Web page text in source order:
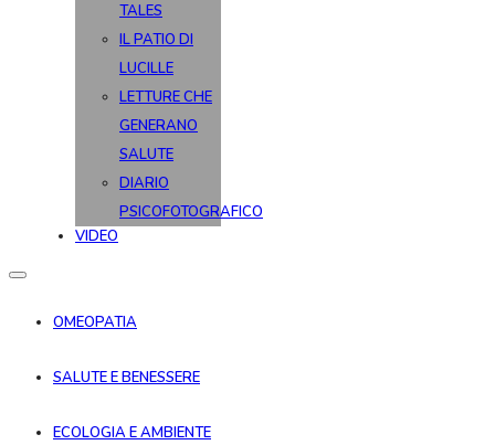
TALES
IL PATIO DI
LUCILLE
LETTURE CHE
GENERANO
SALUTE
DIARIO
PSICOFOTOGRAFICO
VIDEO
OMEOPATIA
SALUTE E BENESSERE
ECOLOGIA E AMBIENTE